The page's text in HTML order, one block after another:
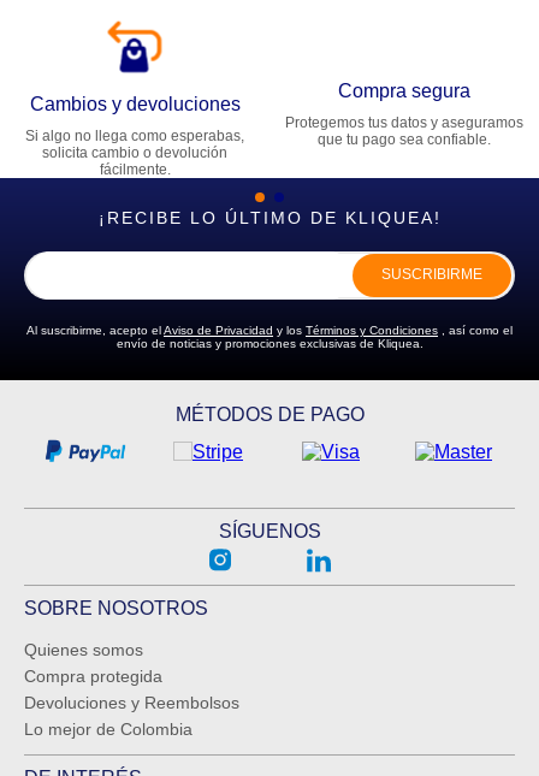
Dirección de email
Escribe un comentario
Cambios y devoluciones
Si algo no llega como esperabas,
solicita cambio o devolución
fácilmente.
Compra segura
Protegemos tus datos y aseguramos
que tu pago sea confiable.
¡RECIBE LO ÚLTIMO DE KLIQUEA!
SUSCRIBIRME
Al suscribirme, acepto elAviso de Privacidad y los Términos y Condiciones , así como el
envío de noticias y promociones exclusivas de Kliquea.
MÉTODOS DE PAGO
SÍGUENOS
SOBRE NOSOTROS
Quienes somos
Compra protegida
Devoluciones y Reembolsos
Lo mejor de Colombia